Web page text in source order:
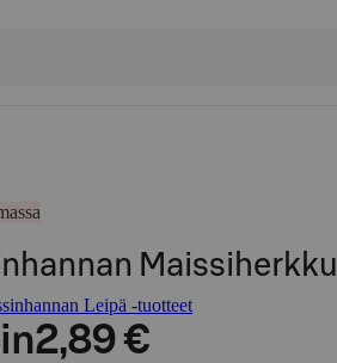
Maissiherkku
Leipä -tuotteet
2,89 €